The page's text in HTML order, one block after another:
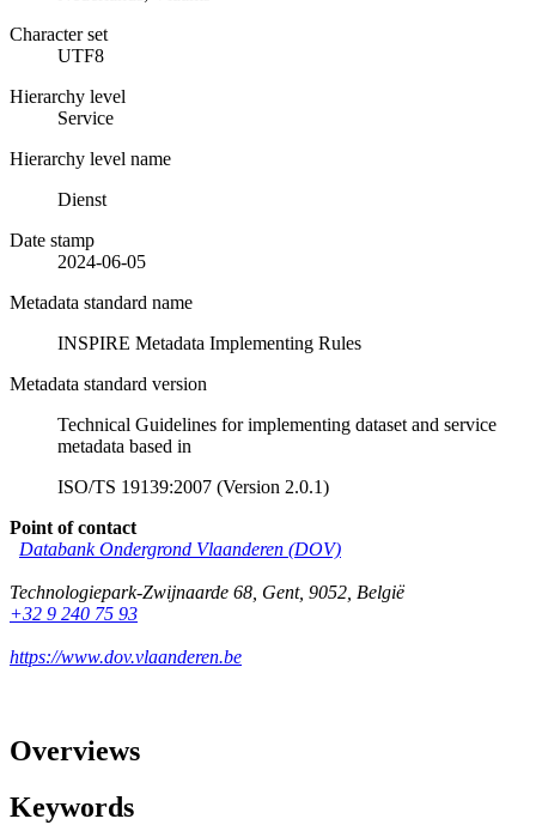
Character set
UTF8
Hierarchy level
Service
Hierarchy level name
Dienst
Date stamp
2024-06-05
Metadata standard name
INSPIRE Metadata Implementing Rules
Metadata standard version
Technical Guidelines for implementing dataset and service
metadata based in
ISO/TS 19139:2007 (Version 2.0.1)
Point of contact
Databank Ondergrond Vlaanderen (DOV)
Technologiepark-Zwijnaarde 68 Gent, 9052 België
+32 9 240 75 93
https://www.dov.vlaanderen.be
Overviews
Keywords